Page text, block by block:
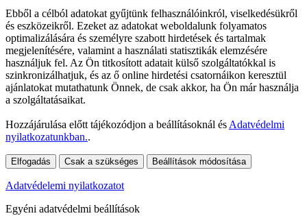
Ebből a célból adatokat gyűjtünk felhasználóinkról, viselkedésükről
és eszközeikről. Ezeket az adatokat weboldalunk folyamatos
optimalizálására és személyre szabott hirdetések és tartalmak
megjelenítésére, valamint a használati statisztikák elemzésére
használjuk fel. Az Ön titkosított adatait külső szolgáltatókkal is
szinkronizálhatjuk, és az ő online hirdetési csatornáikon keresztül
ajánlatokat mutathatunk Önnek, de csak akkor, ha Ön már használja
a szolgáltatásaikat.
Hozzájárulása előtt tájékozódjon a beállításoknál és Adatvédelmi
nyilatkozatunkban..
Elfogadás Csak a szükséges Beállítások módosítása
Adatvédelemi nyilatkozatot
Egyéni adatvédelmi beállítások